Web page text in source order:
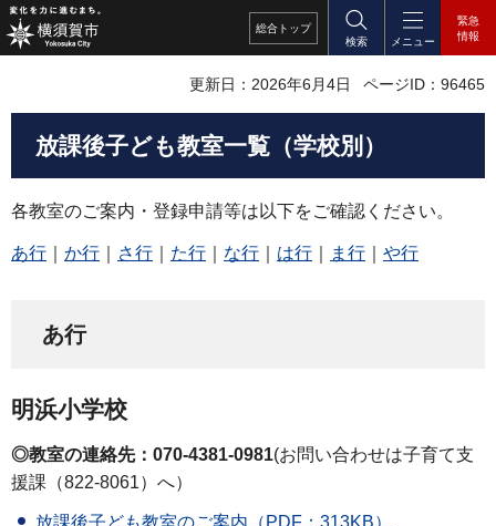
総合 トップ
検索
メニュー
緊急
情報
更新日：2026年6月4日 ページID：96465
放課後子ども教室一覧（学校別）
各教室のご案内・登録申請等は以下をご確認ください。
あ行 か行 さ行 た行 な行 は行 ま 行 や行
あ行
明浜小学校
◎教室の連絡先：070-4381-0981(お問い合わせは子育て支
援課（822-8061）へ）